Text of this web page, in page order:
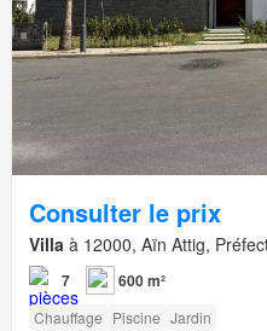
Consulter le prix
Villa à 12000, Aïn Attig,
7 600 m²
Chauffage Piscine Jardin